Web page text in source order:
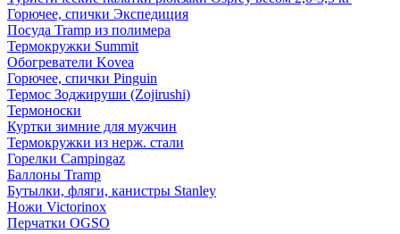
Горючее, спички Экспедиция
Посуда Tramp из полимера
Термокружки Summit
Обогреватели Kovea
Горючее, спички Pinguin
Термос Зоджируши (Zojirushi)
Термоноски
Куртки зимние для мужчин
Термокружки из нерж. стали
Горелки Campingaz
Баллоны Tramp
Бутылки, фляги, канистры Stanley
Ножи Victorinox
Перчатки OGSO